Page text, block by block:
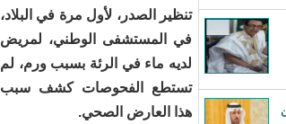
تنظير الصدر، لأول مرة في البلاد،
في المستشفى الوطني، لمريض
لديه ماء في الرئة بسبب ورم، لم
تستطع الفحوصات كشف سبب
هذا العارض الصحي.